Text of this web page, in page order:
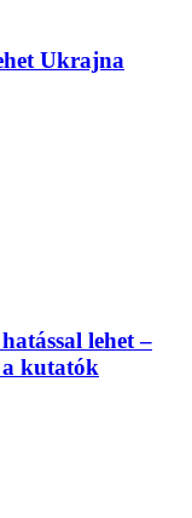
Ukrajna
lehet –
a kutatók